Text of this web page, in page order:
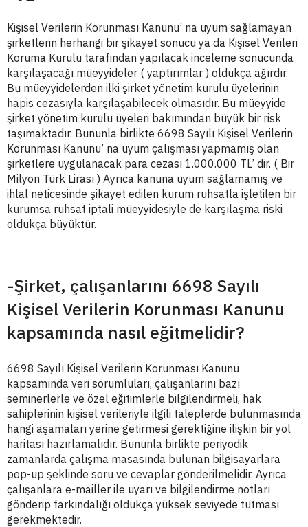
Kişisel Verilerin Korunması Kanunu’ na uyum sağlamayan
şirketlerin herhangi bir şikayet sonucu ya da Kişisel Verileri
Koruma Kurulu tarafından yapılacak inceleme sonucunda
karşılaşacağı müeyyideler ( yaptırımlar ) oldukça ağırdır.
Bu müeyyidelerden ilki şirket yönetim kurulu üyelerinin
hapis cezasıyla karşılaşabilecek olmasıdır. Bu müeyyide
şirket yönetim kurulu üyeleri bakımından büyük bir risk
taşımaktadır. Bununla birlikte 6698 Sayılı Kişisel Verilerin
Korunması Kanunu’ na uyum çalışması yapmamış olan
şirketlere uygulanacak para cezası 1.000.000 TL’ dir. ( Bir
Milyon Türk Lirası ) Ayrıca kanuna uyum sağlamamış ve
ihlal neticesinde şikayet edilen kurum ruhsatla işletilen bir
kurumsa ruhsat iptali müeyyidesiyle de karşılaşma riski
oldukça büyüktür.
-Şirket, çalışanlarını 6698 Sayılı
Kişisel Verilerin Korunması Kanunu
kapsamında nasıl eğitmelidir?
6698 Sayılı Kişisel Verilerin Korunması Kanunu
kapsamında veri sorumluları, çalışanlarını bazı
seminerlerle ve özel eğitimlerle bilgilendirmeli, hak
sahiplerinin kişisel verileriyle ilgili taleplerde bulunmasında
hangi aşamaları yerine getirmesi gerektiğine ilişkin bir yol
haritası hazırlamalıdır. Bununla birlikte periyodik
zamanlarda çalışma masasında bulunan bilgisayarlara
pop-up şeklinde soru ve cevaplar gönderilmelidir. Ayrıca
çalışanlara e-mailler ile uyarı ve bilgilendirme notları
gönderip farkındalığı oldukça yüksek seviyede tutması
gerekmektedir.